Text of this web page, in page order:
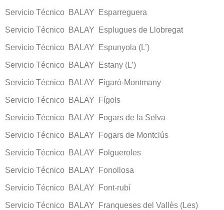
Servicio Técnico BALAY Esparreguera
Servicio Técnico BALAY Esplugues de Llobregat
Servicio Técnico BALAY Espunyola (L’)
Servicio Técnico BALAY Estany (L’)
Servicio Técnico BALAY Figaró-Montmany
Servicio Técnico BALAY Fígols
Servicio Técnico BALAY Fogars de la Selva
Servicio Técnico BALAY Fogars de Montclús
Servicio Técnico BALAY Folgueroles
Servicio Técnico BALAY Fonollosa
Servicio Técnico BALAY Font-rubí
Servicio Técnico BALAY Franqueses del Vallès (Les)